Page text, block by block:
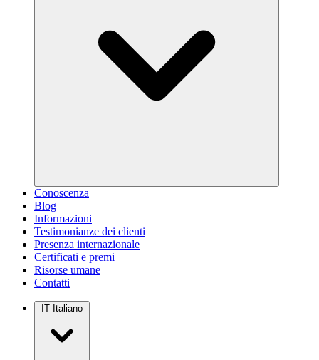
Conoscenza
Blog
Informazioni
Testimonianze dei clienti
Presenza internazionale
Certificati e premi
Risorse umane
Contatti
IT Italiano